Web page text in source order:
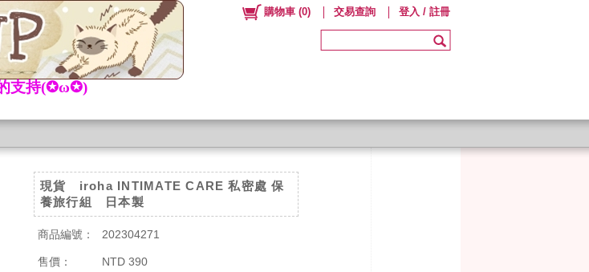
購物車 (0) 交易查詢 登入 / 註冊
現貨 iroha INTIMATE CARE 私密處 保
養旅行組 日本製
商品編號： 202304271
售價： NTD 390
的支持(✪ω✪)